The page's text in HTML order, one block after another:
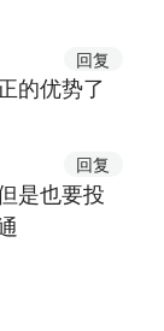
回复
的优势了
回复
是也要投